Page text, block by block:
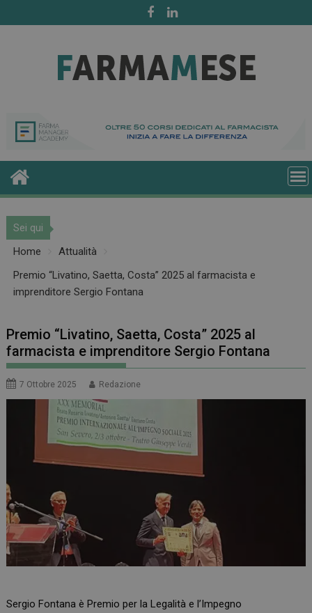
to
Sei qui
Home
Attualità
Premio “Livatino, Saetta, Costa” 2025 al farmacista e
imprenditore Sergio Fontana
Premio “Livatino, Saetta, Costa” 2025 al
farmacista e imprenditore Sergio Fontana
7 Ottobre 2025 Redazione
Sergio Fontana è Premio per la Legalità e l’Impegno